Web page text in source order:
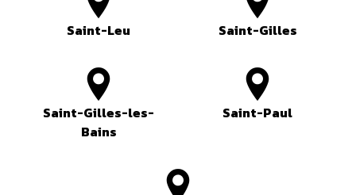
Saint-Leu Saint-Gilles
Saint-Gilles-les-
Bains
Saint-Paul